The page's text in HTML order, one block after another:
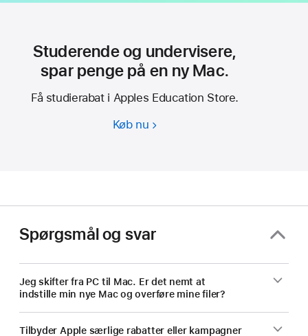
Studerende og undervisere,
spar penge på en ny Mac.
Få studierabat i Apples Education Store.
Køb nu Studerende
på
ny
Mac.
Spørgsmål og svar
Jeg skifter fra PC til Mac. Er det nemt at
indstille min nye Mac og overføre mine filer?
Tilbyder Apple særlige rabatter eller kampagner